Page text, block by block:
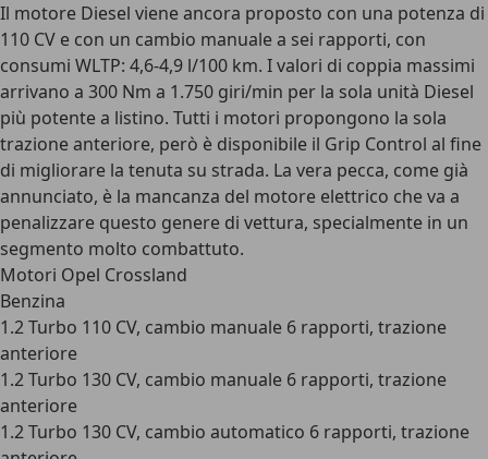
Il motore Diesel viene ancora proposto con una potenza di
110 CV e con un cambio manuale a sei rapporti, con
consumi WLTP: 4,6-4,9 l/100 km. I valori di coppia massimi
arrivano a 300 Nm a 1.750 giri/min per la sola unità Diesel
più potente a listino. Tutti i motori propongono la sola
trazione anteriore, però è disponibile il Grip Control al fine
di migliorare la tenuta su strada. La vera pecca, come già
annunciato, è la mancanza del motore elettrico che va a
penalizzare questo genere di vettura, specialmente in un
segmento molto combattuto.
Motori Opel Crossland
Benzina
1.2 Turbo 110 CV, cambio manuale 6 rapporti, trazione
anteriore
1.2 Turbo 130 CV, cambio manuale 6 rapporti, trazione
anteriore
1.2 Turbo 130 CV, cambio automatico 6 rapporti, trazione